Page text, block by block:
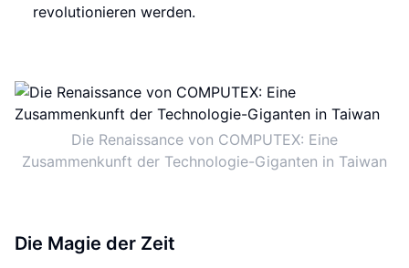
revolutionieren werden.
Die Renaissance von COMPUTEX: Eine
Zusammenkunft der Technologie-Giganten in Taiwan
Die Magie der Zeit